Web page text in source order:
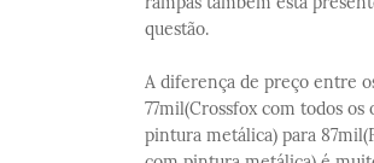
questão.
A diferença de preço entre
77mil(Crossfox com todos os
pintura metálica) para